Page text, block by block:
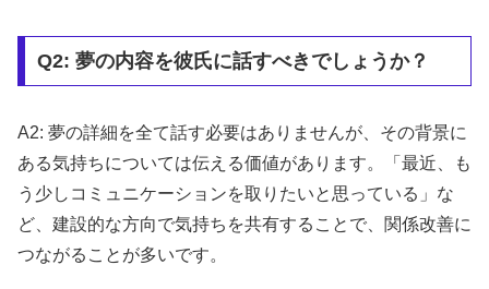
Q2: 夢の内容を彼氏に話すべきでしょうか？
A2: 夢の詳細を全て話す必要はありませんが、その背景に
ある気持ちについては伝える価値があります。「最近、も
う少しコミュニケーションを取りたいと思っている」な
ど、建設的な方向で気持ちを共有することで、関係改善に
つながることが多いです。